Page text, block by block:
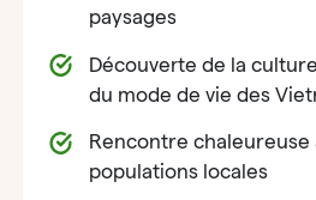
paysages
Découverte de la
du mode de vie des
Rencontre chaleureuse
populations locales